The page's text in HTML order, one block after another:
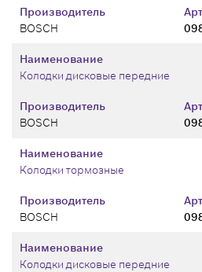
Производитель
BOSCH
Производитель
BOSCH
Наименование
Колодки дисковые передние
Производитель
BOSCH
Наименование
Колодки тормозные
Наименование
Колодки дисковые передние